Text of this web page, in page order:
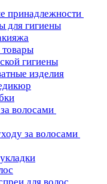
принадлежности
для гигиены
гигиены
изделия
волосами
за волосами